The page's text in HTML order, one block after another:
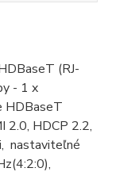
(RJ-
- 1 x
HDBaseT
2.0, HDCP 2.2,
nastaviteľné